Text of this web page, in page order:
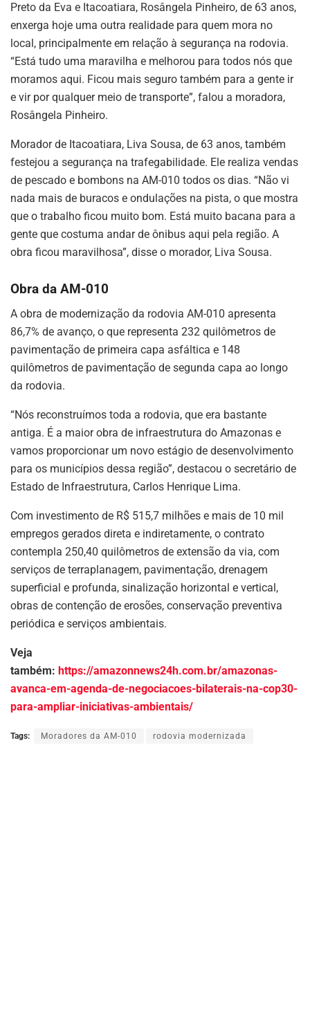
Preto da Eva e Itacoatiara, Rosângela Pinheiro, de 63 anos,
enxerga hoje uma outra realidade para quem mora no
local, principalmente em relação à segurança na rodovia.
“Está tudo uma maravilha e melhorou para todos nós que
moramos aqui. Ficou mais seguro também para a gente ir
e vir por qualquer meio de transporte”, falou a moradora,
Rosângela Pinheiro.
Morador de Itacoatiara, Liva Sousa, de 63 anos, também
festejou a segurança na trafegabilidade. Ele realiza vendas
de pescado e bombons na AM-010 todos os dias. “Não vi
nada mais de buracos e ondulações na pista, o que mostra
que o trabalho ficou muito bom. Está muito bacana para a
gente que costuma andar de ônibus aqui pela região. A
obra ficou maravilhosa”, disse o morador, Liva Sousa.
Obra da AM-010
A obra de modernização da rodovia AM-010 apresenta
86,7% de avanço, o que representa 232 quilômetros de
pavimentação de primeira capa asfáltica e 148
quilômetros de pavimentação de segunda capa ao longo
da rodovia.
“Nós reconstruímos toda a rodovia, que era bastante
antiga. É a maior obra de infraestrutura do Amazonas e
vamos proporcionar um novo estágio de desenvolvimento
para os municípios dessa região”, destacou o secretário de
Estado de Infraestrutura, Carlos Henrique Lima.
Com investimento de R$ 515,7 milhões e mais de 10 mil
empregos gerados direta e indiretamente, o contrato
contempla 250,40 quilômetros de extensão da via, com
serviços de terraplanagem, pavimentação, drenagem
superficial e profunda, sinalização horizontal e vertical,
obras de contenção de erosões, conservação preventiva
periódica e serviços ambientais.
Veja
também: https://amazonnews24h.com.br/amazonas-
avanca-em-agenda-de-negociacoes-bilaterais-na-cop30-
para-ampliar-iniciativas-ambientais/
Tags: Moradores da AM-010 rodovia modernizada